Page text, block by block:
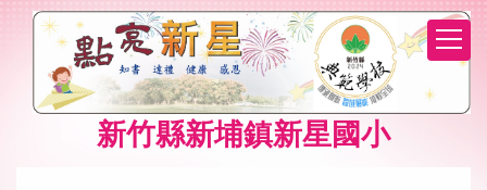
新竹縣新埔鎮新星國小